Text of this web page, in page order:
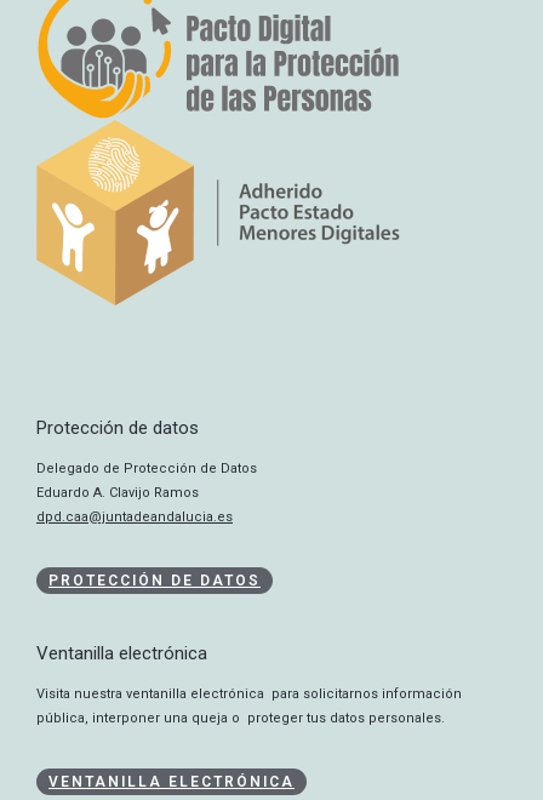
Protección de datos
Delegado de Protección de Datos
Eduardo A. Clavijo Ramos
dpd.caa@juntadeandalucia.es
PROTECCIÓN DE DATOS
Ventanilla electrónica
Visita nuestra ventanilla electrónica para solicitarnos información
pública, interponer una queja o proteger tus datos personales.
VENTANILLA ELECTRÓNICA